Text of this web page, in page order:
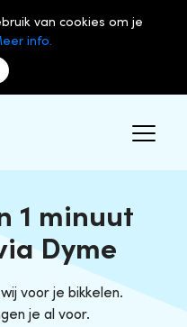
van cookies om je
info.
1 minuut
Dyme
voor je bikkelen.
je al voor.